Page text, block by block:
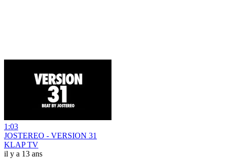
1:03
JOSTEREO - VERSION 31
KLAP TV
il y a 13 ans